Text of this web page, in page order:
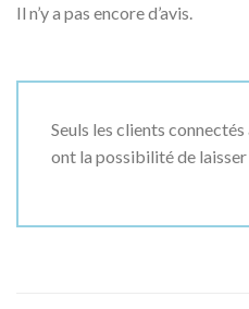
Il n’y a pas encore d’avis.
Seuls les clients
ont la possibilité de laisser